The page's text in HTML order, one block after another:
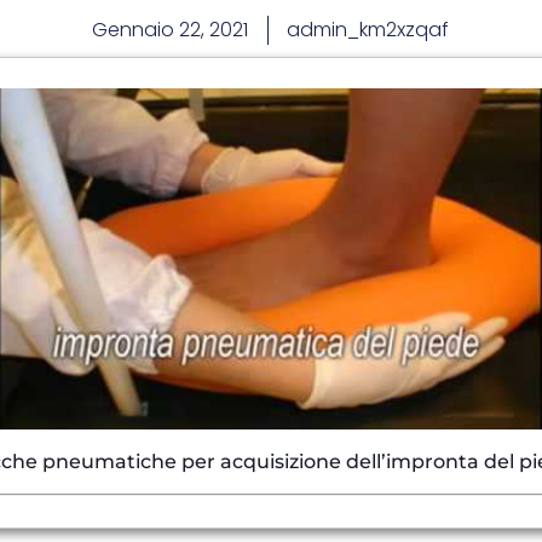
Gennaio 22, 2021 admin_km2xzqaf
pneumatiche per acquisizione dell’impronta del